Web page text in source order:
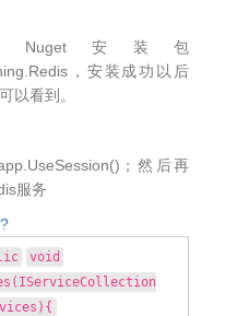
安装包
，安装成功以后
以看到。
；然后再
服务
?
void